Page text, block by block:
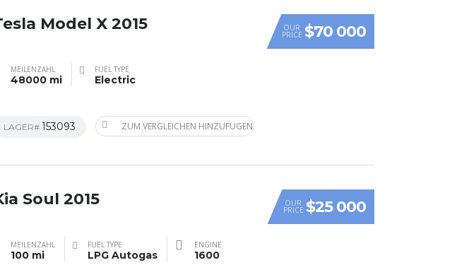
OUR
PRICE $70 000
Model X 2015
MEILENZAHL
48000 mi
FUEL TYPE
Electric
LAGER# 153093 ZUM VERGLEICHEN HINZUFÜGEN
OUR
PRICE $25 000
Soul 2015
MEILENZAHL
100 mi
FUEL TYPE
LPG Autogas
ENGINE
1600